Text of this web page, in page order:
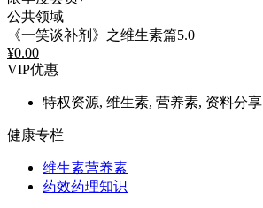
公共领域
《一笑谈补剂》之维生素篇5.0
¥0.00
VIP优惠
特权资源, 维生素, 营养素, 资料分享
健康专栏
维生素营养素
药效药理知识